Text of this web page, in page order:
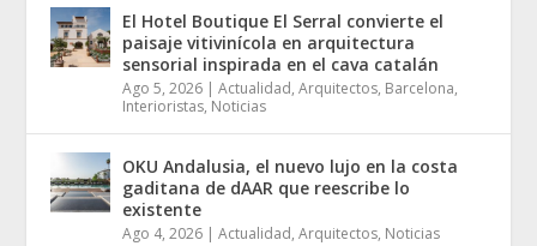
El Hotel Boutique El Serral convierte el
paisaje vitivinícola en arquitectura
sensorial inspirada en el cava catalán
Ago 5, 2026 |Actualidad,Arquitectos, Barcelona,
Interioristas, Noticias
OKU Andalusia, el nuevo lujo en la costa
gaditana de dAAR que reescribe lo
existente
Ago 4, 2026 |Actualidad,Arquitectos, Noticias